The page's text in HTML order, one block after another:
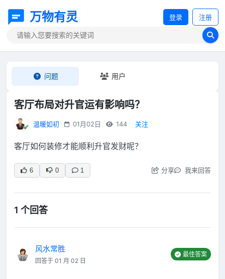
万物有灵 登录 注册
问题 用户
客厅布局对升官运有影响吗？
温暖如初 01月02日 144 关注
客厅如何装修才能顺利升官发财呢？
6 0 1 分享 我来回答
1 个回答
风水常胜
回答于 01 月 02 日
最佳答案